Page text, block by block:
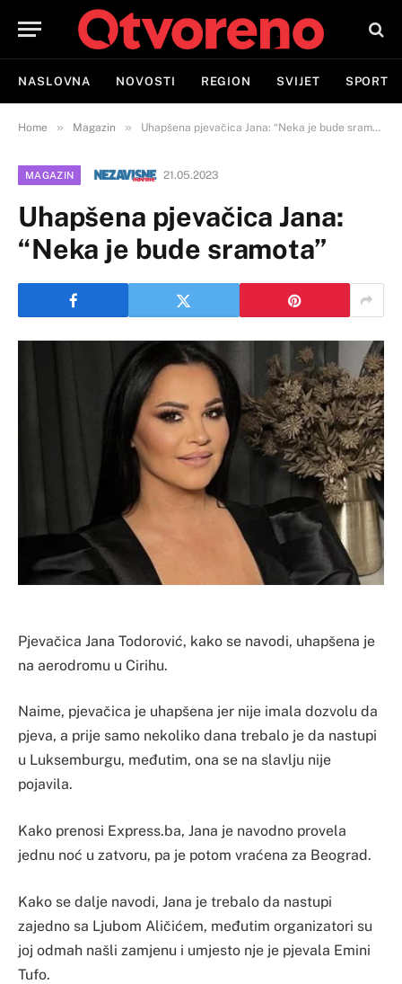
NASLOVNA NOVOSTI REGION SVIJET SPORT
Home » Magazin » Uhapšena pjevačica Jana: “Neka je bude sramota”
MAGAZIN 21.05.2023
Uhapšena pjevačica Jana:
“Neka je bude sramota”
Pjevačica Jana Todorović, kako se navodi, uhapšena je
na aerodromu u Cirihu.
Naime, pjevačica je uhapšena jer nije imala dozvolu da
pjeva, a prije samo nekoliko dana trebalo je da nastupi
u Luksemburgu, međutim, ona se na slavlju nije
pojavila.
Kako prenosi Express.ba, Jana je navodno provela
jednu noć u zatvoru, pa je potom vraćena za Beograd.
Kako se dalje navodi, Jana je trebalo da nastupi
zajedno sa Ljubom Aličićem, međutim organizatori su
joj odmah našli zamjenu i umjesto nje je pjevala Emini
Tufo.